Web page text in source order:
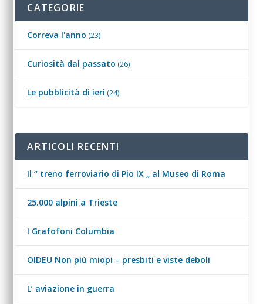
CATEGORIE
Correva l'anno (23)
Curiosità dal passato (26)
Le pubblicità di ieri (24)
ARTICOLI RECENTI
Il “ treno ferroviario di Pio IX „ al Museo di Roma
25.000 alpini a Trieste
I Grafofoni Columbia
OIDEU Non più miopi – presbiti e viste deboli
L’ aviazione in guerra